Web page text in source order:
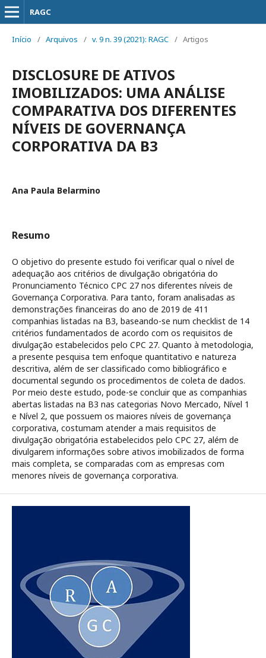
RAGC
Início / Arquivos / v. 9 n. 39 (2021): RAGC / Artigos
DISCLOSURE DE ATIVOS
IMOBILIZADOS: UMA ANÁLISE
COMPARATIVA DOS DIFERENTES
NÍVEIS DE GOVERNANÇA
CORPORATIVA DA B3
Ana Paula Belarmino
Resumo
O objetivo do presente estudo foi verificar qual o nível de
adequação aos critérios de divulgação obrigatória do
Pronunciamento Técnico CPC 27 nos diferentes níveis de
Governança Corporativa. Para tanto, foram analisadas as
demonstrações financeiras do ano de 2019 de 411
companhias listadas na B3, baseando-se num checklist de 14
critérios fundamentados de acordo com os requisitos de
divulgação estabelecidos pelo CPC 27. Quanto à metodologia,
a presente pesquisa tem enfoque quantitativo e natureza
descritiva, além de ser classificado como bibliográfico e
documental segundo os procedimentos de coleta de dados.
Por meio deste estudo, pode-se concluir que as companhias
abertas listadas na B3 nas categorias Novo Mercado, Nível 1
e Nível 2, que possuem os maiores níveis de governança
corporativa, costumam atender a mais requisitos de
divulgação obrigatória estabelecidos pelo CPC 27, além de
divulgarem informações sobre ativos imobilizados de forma
mais completa, se comparadas com as empresas com
menores níveis de governança corporativa.